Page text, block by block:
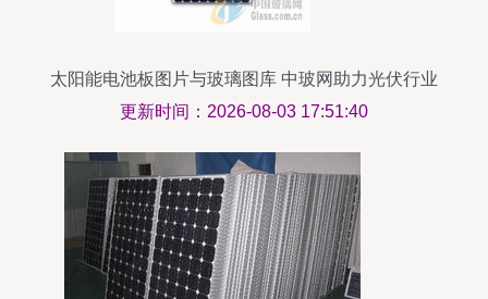
太阳能电池板图片与玻璃图库 中玻网助力光伏行业
全产业链
更新时间：2026-08-03 17:51:40